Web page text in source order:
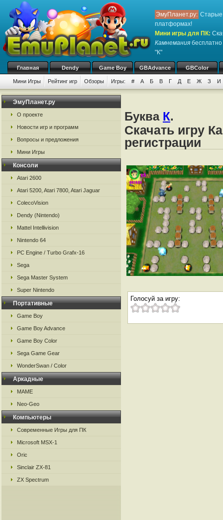
ЭмуПланет.ру: Старые
платформах!
Мини игры для ПК:
Камнемания бесплатно
"К"
Главная Dendy Game Boy GBAdvance GBColor
Мини Игры Рейтинг игр Обзоры Игры: # А Б В Г Д Е Ж З И
ЭмуПланет.ру
О проекте
Новости игр и программ
Вопросы и предложения
Мини Игры
Консоли
Atari 2600
Atari 5200, Atari 7800, Atari Jaguar
ColecoVision
Dendy (Nintendo)
Mattel Intellivision
Nintendo 64
PC Engine / Turbo Grafx-16
Sega
Sega Master System
Super Nintendo
Портативные
Game Boy
Game Boy Advance
Game Boy Color
Sega Game Gear
WonderSwan / Color
Аркадные
MAME
Neo-Geo
Компьютеры
Современные Игры для ПК
Microsoft MSX-1
Oric
Sinclair ZX-81
ZX Spectrum
Буква К.
Скачать игру
регистрации
Голосуй за игру: